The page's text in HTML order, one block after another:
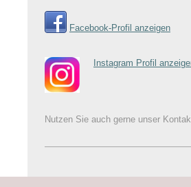
Facebook-Profil anzeigen
Instagram Profil
Nutzen Sie auch gerne unser